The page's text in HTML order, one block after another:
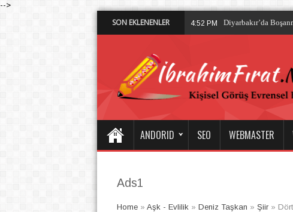
-->
SON EKLENENLER 2:28 PM Dalisdukkani ile
ANDORID SEO WEBMASTER
Ads1
Home» Aşk - Evlilik » Deniz Taşkan » Şiir»